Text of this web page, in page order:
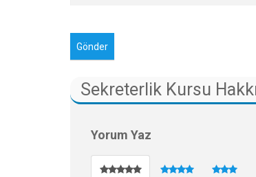
Sekreterlik Kursu
Yorum Yaz